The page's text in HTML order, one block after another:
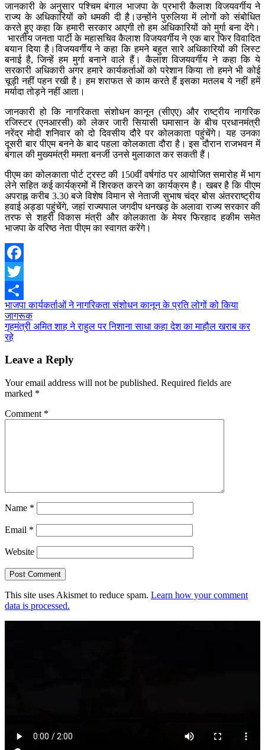
जानकारी के अनुसार पश्चिम बंगाल भाजपा के प्रभारी कैलाश विजयवर्गीय ने
राज्य के अधिकारियों को धमकी दी है।उन्होंने पुरुलिया में लोगों को संबोधित
करते हुए कहा कि हमारी सरकार आएगी तो हम अधिकारियों को मुर्गा बना देंगे।
भारतीय जनता पार्टी के महासचिव कैलाश विजयवर्गीय ने एक बार फिर विवादित
बयान दिया है।विजयवर्गीय ने कहा कि हमने बहुत सारे अधिकारियों की लिस्ट
बनाई है, जिन्हें हम मुर्गा बनाने वाले हैं। कैलाश विजयवर्गीय ने कहा कि ये
सरकारी अधिकारी अगर हमारे कार्यकर्ताओं को परेशान किया तो हमने भी कोई
चूड़ी नहीं पहन रखी है। हम शराफत से काम करते हैं इसका मतलब ये नहीं हमें
मर्यादा तोड़ने नहीं आता।
जानकारी हो कि नागरिकता संशोधन कानून (सीएए) और राष्ट्रीय नागरिक
रजिस्टर (एनआरसी) को लेकर जारी सियासी घमासान के बीच प्रधानमंत्री
नरेंद्र मोदी शनिवार को दो दिवसीय दौरे पर कोलकाता पहुंचेंगे। यह उनका
दूसरी बार पीएम बनने के बाद पहला कोलकाता दौरा है। इस दौरान राजभवन में
बंगाल की मुख्यमंत्री ममता बनर्जी उनसे मुलाकात कर सकती हैं।
पीएम का कोलकाता पोर्ट ट्रस्ट की 150वीं वर्षगांठ पर आयोजित समारोह में भाग
लेने सहित कई कार्यक्रमों में शिरकत करने का कार्यक्रम है। खबर है कि पीएम
अपराह्न करीब 3.30 बजे विशेष विमान से नेताजी सुभाष चंद्र बोस अंतरराष्ट्रीय
हवाई अड्डा पहुंचेंगे, जहां राज्यपाल जगदीप धनखड़ के अलावा राज्य सरकार की
तरफ से शहरी विकास मंत्री और कोलकाता के मेयर फिरहाद हकीम समेत
भाजपा के वरिष्ठ नेता पीएम का स्वागत करेंगे।
Facebook
Twitter
Share
Post
navigation
भाजपा कार्यकर्ताओं ने नागरिकता संशोधन कानून के प्रति लोगों को किया
जागरूक
गृहमंत्री अमित शाह ने राहुल पर निशाना साधा कहा देश का माहौल खराब कर
रहे
Leave a Reply
Your email address will not be published. Required fields are
marked *
Comment *
Name *
Email *
Website
This site uses Akismet to reduce spam. Learn how your comment
data is processed.